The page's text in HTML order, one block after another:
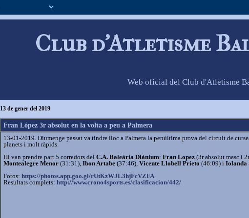
Club d'Atletisme
Web oficial del Club d'Atletisme
13 de gener del 2019
Fran López 3r absolut en la volta a peu a Palmera
13-01-2019. Diumenge passat va tindre lloc a Palmera la penúltima prova del circuit de
planets i molt ràpids.
Hi van prendre part 5 corredors del C.A. Baleària Diànium: Fran Lopez (3r absolut masc i
Montealegre Menor (31:31), Ibon Artabe (37:46), Vicente Llobell Prieto (46:09) i Iolanda
Fotos: https://photos.app.goo.gl/rUtKzWJL3hjFcVZFA
Resultats complets: http://www.crono4sports.es/clasificacion/442/